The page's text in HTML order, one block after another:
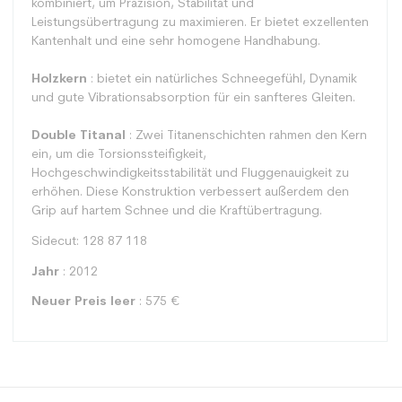
kombiniert, um Präzision, Stabilität und
Leistungsübertragung zu maximieren. Er bietet exzellenten
Kantenhalt und eine sehr homogene Handhabung.
Holzkern : bietet ein natürliches Schneegefühl, Dynamik
und gute Vibrationsabsorption für ein sanfteres Gleiten.
Double Titanal : Zwei Titanenschichten rahmen den Kern
ein, um die Torsionssteifigkeit,
Hochgeschwindigkeitsstabilität und Fluggenauigkeit zu
erhöhen. Diese Konstruktion verbessert außerdem den
Grip auf hartem Schnee und die Kraftübertragung.
Sidecut: 128 87 118
Jahr : 2012
Neuer Preis leer : 575 €